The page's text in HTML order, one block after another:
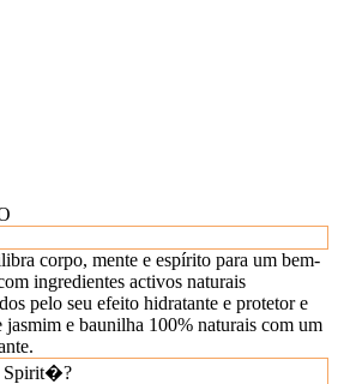
corpo, mente e espírito para um bem-
ingredientes activos naturais
pelo seu efeito hidratante e protetor e
e baunilha 100% naturais com um
Spirit�?